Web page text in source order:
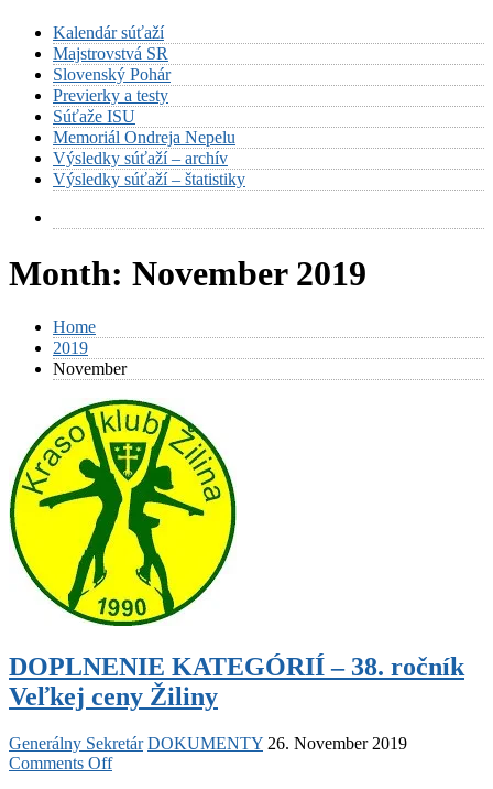
Kalendár súťaží
Majstrovstvá SR
Slovenský Pohár
Previerky a testy
Súťaže ISU
Memoriál Ondreja Nepelu
Výsledky súťaží – archív
Výsledky súťaží – štatistiky
Month: November 2019
Home
2019
November
DOPLNENIE KATEGÓRIÍ – 38. ročník
Veľkej ceny Žiliny
Generálny Sekretár DOKUMENTY 26. November 2019
Comments Offon